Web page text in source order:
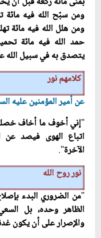
ومن سبّح الله فيه
ومن هلل الله فيه مائة
حمد الله فيه مائة
يتصدق به في سبيل الله
كلامهم نور
عن أمير المؤمنين عليه
"إني أخوف ما أخاف
اتباع الهوى فيصد عن
الآخرة"
.
نور روح الله
"من الضروري البدء
الظاهر وحده، بل
والإصرار على أن يكون